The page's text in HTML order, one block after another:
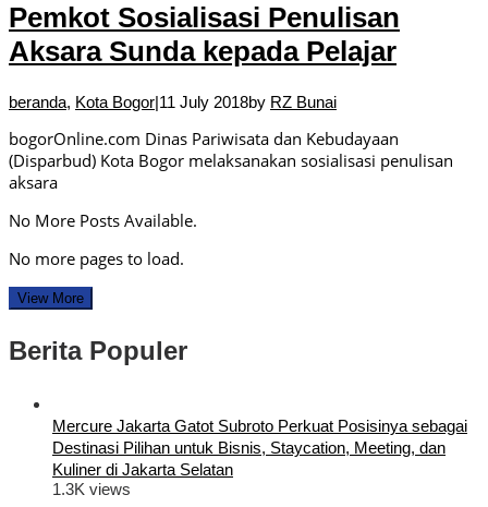
Pemkot Sosialisasi Penulisan
Aksara Sunda kepada Pelajar
beranda, Kota Bogor|11 July 2018by RZ Bunai
bogorOnline.com Dinas Pariwisata dan Kebudayaan
(Disparbud) Kota Bogor melaksanakan sosialisasi penulisan
aksara
No More Posts Available.
No more pages to load.
View More
Berita Populer
Mercure Jakarta Gatot Subroto Perkuat Posisinya sebagai
Destinasi Pilihan untuk Bisnis, Staycation, Meeting, dan
Kuliner di Jakarta Selatan
1.3K views